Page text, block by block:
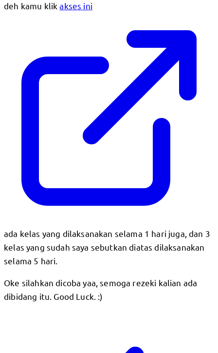
deh kamu klikakses ini
ada kelas yang dilaksanakan selama 1 hari juga, dan 3
kelas yang sudah saya sebutkan diatas dilaksanakan
selama 5 hari.
Oke silahkan dicoba yaa, semoga rezeki kalian ada
dibidang itu. Good Luck. :)